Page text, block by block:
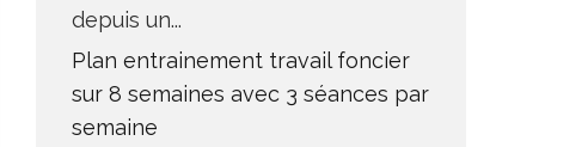
depuis un...
Plan entrainement travail foncier
sur 8 semaines avec 3 séances par
semaine